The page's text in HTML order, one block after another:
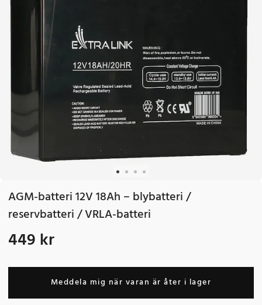
AGM-batteri 12V 18Ah – blybatteri /
reservbatteri / VRLA-batteri
Pris:449 kr
449 kr
Meddela mig när varan är åter i lager